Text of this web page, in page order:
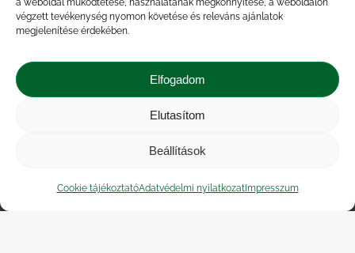
a weboldal működtetése, használatának megkönnyítése, a weboldalon
végzett tevékenység nyomon követése és releváns ajánlatok
megjelenítése érdekében.
Elfogadom
Elutasítom
Beállítások
Cookie tájékoztatóAdatvédelmi nyilatkozatImpresszum
pulyka pulykahús sertés sertéshús
szarvasmarha termelés
termelői
zöldség árak
átlagárértékesítési ár
Közérdekű adatok
| Adatvédelmi nyilatkozat
|